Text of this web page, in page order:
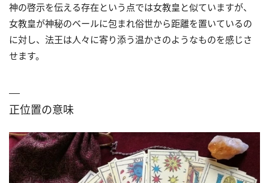
神の啓示を伝える存在という点では女教皇と似ていますが、
女教皇が神秘のベールに包まれ俗世から距離を置いているの
に対し、法王は人々に寄り添う温かさのようなものを感じさ
せます。
正位置の意味